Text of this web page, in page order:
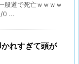
般道で死亡ｗｗｗｗ
0 ...
かれすぎて頭が